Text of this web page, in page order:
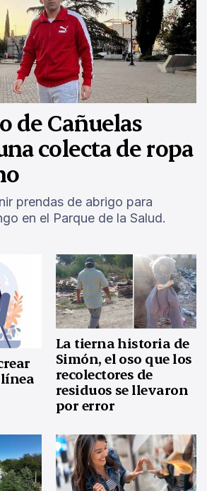
de Cañuelas
colecta de ropa
prendas de abrigo para
en el Parque de la Salud.
La tierna historia de
Simón, el oso que los
recolectores de
residuos se llevaron
por error